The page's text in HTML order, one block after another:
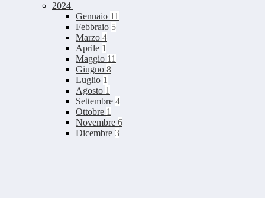
2024
Gennaio 11
Febbraio 5
Marzo 4
Aprile 1
Maggio 11
Giugno 8
Luglio 1
Agosto 1
Settembre 4
Ottobre 1
Novembre 6
Dicembre 3